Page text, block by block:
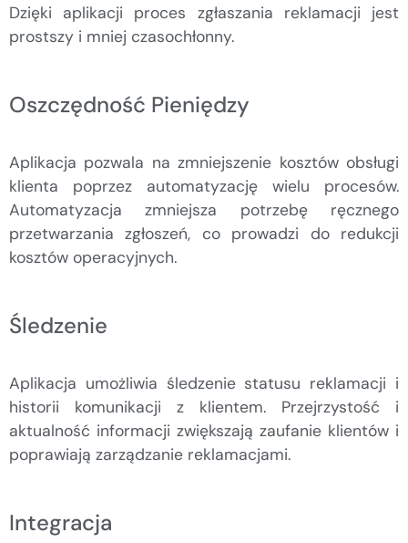
Dzięki aplikacji proces zgłaszania reklamacji jest
prostszy i mniej czasochłonny.
Oszczędność Pieniędzy
Aplikacja pozwala na zmniejszenie kosztów obsługi
klienta poprzez automatyzację wielu procesów.
Automatyzacja zmniejsza potrzebę ręcznego
przetwarzania zgłoszeń, co prowadzi do redukcji
kosztów operacyjnych.
Śledzenie
Aplikacja umożliwia śledzenie statusu reklamacji i
historii komunikacji z klientem. Przejrzystość i
aktualność informacji zwiększają zaufanie klientów i
poprawiają zarządzanie reklamacjami.
Integracja